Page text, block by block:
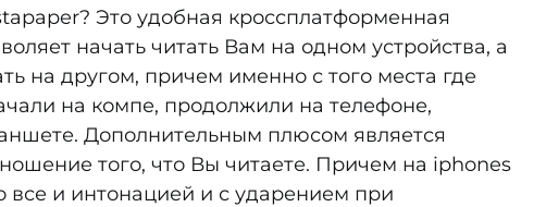
Это удобная кроссплатформенная
начать читать Вам на одном устройства, а
на другом, причем именно с того места где
на компе, продолжили на телефоне,
Дополнительным плюсом является
того, что Вы читаете. Причем на iphones
все и интонацией и с ударением при